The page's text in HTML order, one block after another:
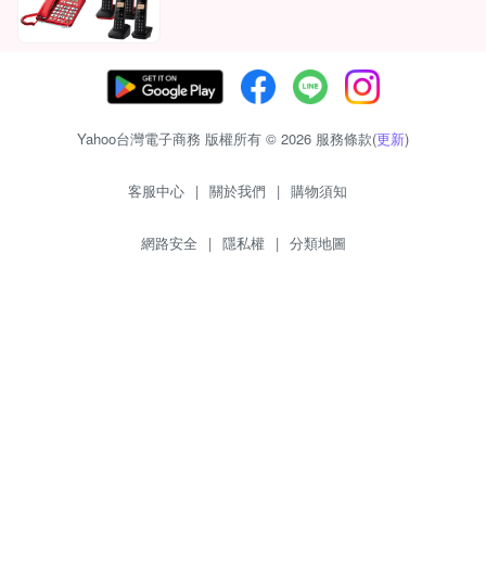
Yahoo台灣電子商務 版權所有 © 2026 服務條款(更新)
客服中心 | 關於我們 | 購物須知
網路安全 | 隱私權 | 分類地圖